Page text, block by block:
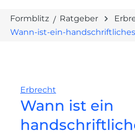
Formblitz Ratgeber
Wann-ist-ein-
Erbrecht
Wann ist ein